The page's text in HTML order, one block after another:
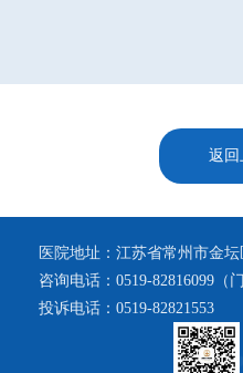
返回
医院地址：江苏省常州市金
咨询电话：0519-82816099（
投诉电话：0519-82821553